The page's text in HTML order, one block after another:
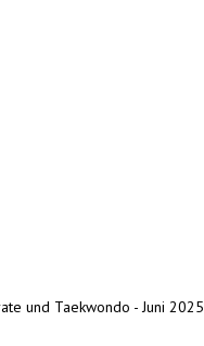
und Taekwondo - Juni 2025